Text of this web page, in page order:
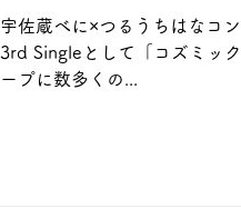
宇佐蔵べに×つるうちはなコ
3rd Singleとして「コズミッ
ープに数多くの...